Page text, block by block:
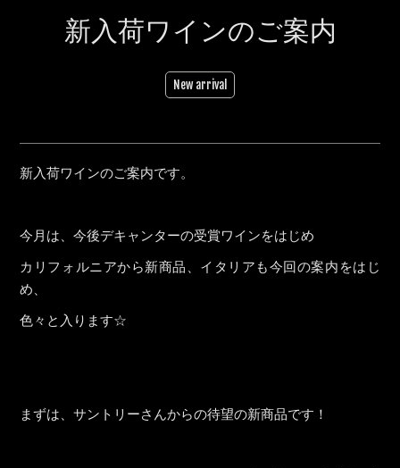
新入荷ワインのご案内
New arrival
新入荷ワインのご案内です。
今月は、今後デキャンターの受賞ワインをはじめ
カリフォルニアから新商品、イタリアも今回の案内をはじ
め、
色々と入ります☆
まずは、サントリーさんからの待望の新商品です！